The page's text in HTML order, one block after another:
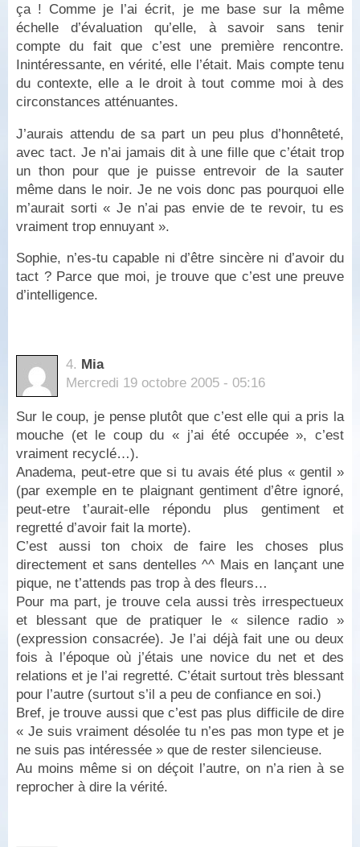
ça ! Comme je l’ai écrit, je me base sur la même
échelle d’évaluation qu’elle, à savoir sans tenir
compte du fait que c’est une première rencontre.
Inintéressante, en vérité, elle l’était. Mais compte tenu
du contexte, elle a le droit à tout comme moi à des
circonstances atténuantes.
J’aurais attendu de sa part un peu plus d’honnêteté,
avec tact. Je n’ai jamais dit à une fille que c’était trop
un thon pour que je puisse entrevoir de la sauter
même dans le noir. Je ne vois donc pas pourquoi elle
m’aurait sorti « Je n’ai pas envie de te revoir, tu es
vraiment trop ennuyant ».
Sophie, n’es-tu capable ni d’être sincère ni d’avoir du
tact ? Parce que moi, je trouve que c’est une preuve
d’intelligence.
4. Mia
Mercredi 19 octobre 2005 - 05:16
Sur le coup, je pense plutôt que c’est elle qui a pris la
mouche (et le coup du « j’ai été occupée », c’est
vraiment recyclé…).
Anadema, peut-etre que si tu avais été plus « gentil »
(par exemple en te plaignant gentiment d’être ignoré,
peut-etre t’aurait-elle répondu plus gentiment et
regretté d’avoir fait la morte).
C’est aussi ton choix de faire les choses plus
directement et sans dentelles ^^ Mais en lançant une
pique, ne t’attends pas trop à des fleurs…
Pour ma part, je trouve cela aussi très irrespectueux
et blessant que de pratiquer le « silence radio »
(expression consacrée). Je l’ai déjà fait une ou deux
fois à l’époque où j’étais une novice du net et des
relations et je l’ai regretté. C’était surtout très blessant
pour l’autre (surtout s’il a peu de confiance en soi.)
Bref, je trouve aussi que c’est pas plus difficile de dire
« Je suis vraiment désolée tu n’es pas mon type et je
ne suis pas intéressée » que de rester silencieuse.
Au moins même si on déçoit l’autre, on n’a rien à se
reprocher à dire la vérité.